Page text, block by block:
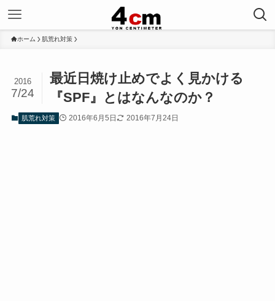
ホーム 肌荒れ対策
最近日焼け止めでよく見かける
『SPF』とはなんなのか？
2016
7/24
肌荒れ対策 2016年6月5日 2016年7月24日